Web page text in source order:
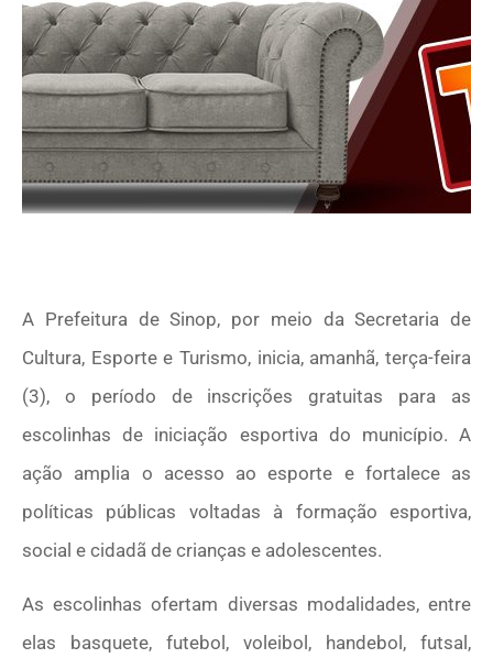
A Prefeitura de Sinop, por meio da Secretaria de
Cultura, Esporte e Turismo, inicia, amanhã, terça-feira
(3), o período de inscrições gratuitas para as
escolinhas de iniciação esportiva do município. A
ação amplia o acesso ao esporte e fortalece as
políticas públicas voltadas à formação esportiva,
social e cidadã de crianças e adolescentes.
As escolinhas ofertam diversas modalidades, entre
elas basquete, futebol, voleibol, handebol, futsal,